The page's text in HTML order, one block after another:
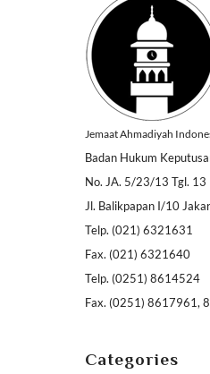
Jemaat Ahmadiyah
Badan Hukum
No. JA. 5/23/13 Tgl.
Jl. Balikpapan I/10
Telp. (021) 6321631
Fax. (021) 6321640
Telp. (0251) 8614524
Fax. (0251) 8617961,
Categories